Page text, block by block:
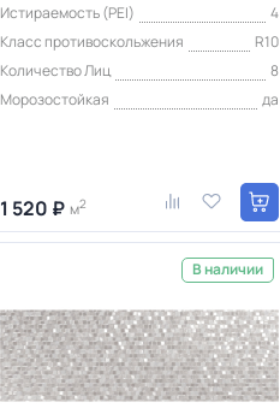
Истираемость (PEI)
4
Класс противоскольжения
R10
Количество Лиц
8
Морозостойкая
да
1 520 ₽ м2
В наличии